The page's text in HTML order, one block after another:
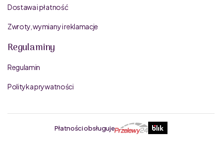
Dostawa i płatność
Zwroty, wymiany i reklamacje
Regulaminy
Regulamin
Polityka prywatności
Płatności obsługuje